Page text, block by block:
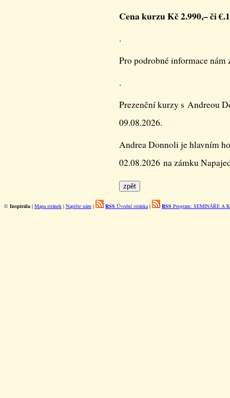
Cena kurzu Kč 2.990,– či
.
Pro podrobné informace
.
Prezenční kurzy s Andreou
09.08.2026.
Andrea Donnoli je hlavním
02.08.2026 na zámku
© Inspirála | Mapa stránek | Napište nám | RSS Úvodní stránka| RSS Program: SEMINÁŘE A